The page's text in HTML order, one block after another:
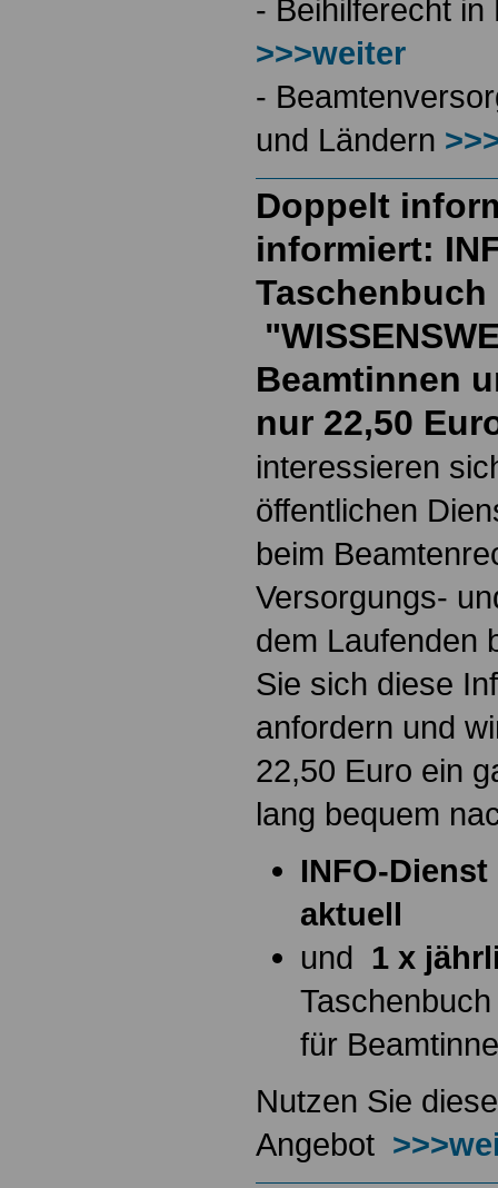
- Beihilferecht
>>>weiter
-
und Ländern
Doppelt
informiert:
Taschenbuch
Beamtinnen
nur 22,50
interessieren
öffentlichen
beim
Versorgungs-
dem Laufenden
Sie sich diese
anfordern und
22,50 Euro ein
lang bequem
INFO-
aktuell
und 1 x
Taschenbuch
für
Nutzen Sie
Angebot